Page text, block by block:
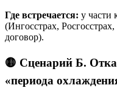
Где встречается: у части
(Ингосстрах,
договор).
🟡 Сценарий Б.
«периода